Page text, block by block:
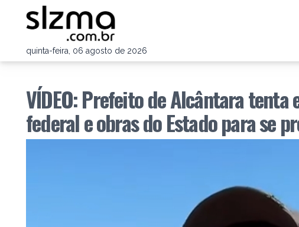
quinta-feira, 06 agosto de 2026
VÍDEO: Prefeito de Alcântara
federal e obras do Estado para se